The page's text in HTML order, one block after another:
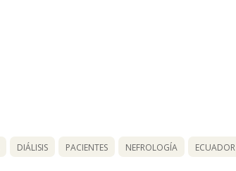
DIÁLISIS PACIENTES NEFROLOGÍA ECUADOR